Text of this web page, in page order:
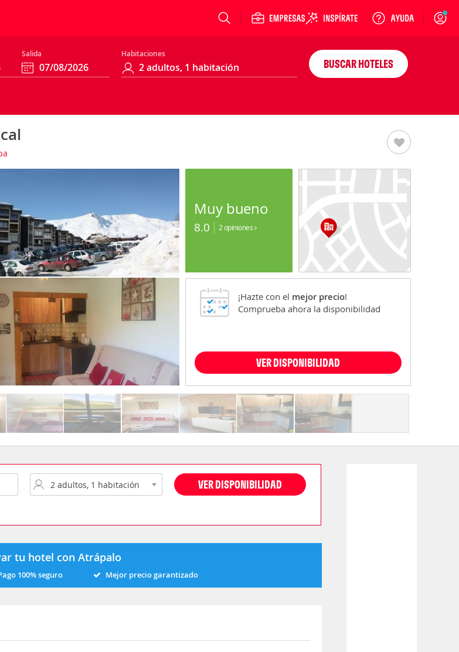
Login
Salida Habitaciones
BUSCAR HOTELES
Muy bueno
8.0 2 opiniones
¡Hazte con el mejor precio!
Comprueba ahora la disponibilidad
VER DISPONIBILIDAD
VER DISPONIBILIDAD
tu hotel con Atrápalo
100% seguro Mejor precio garantizado